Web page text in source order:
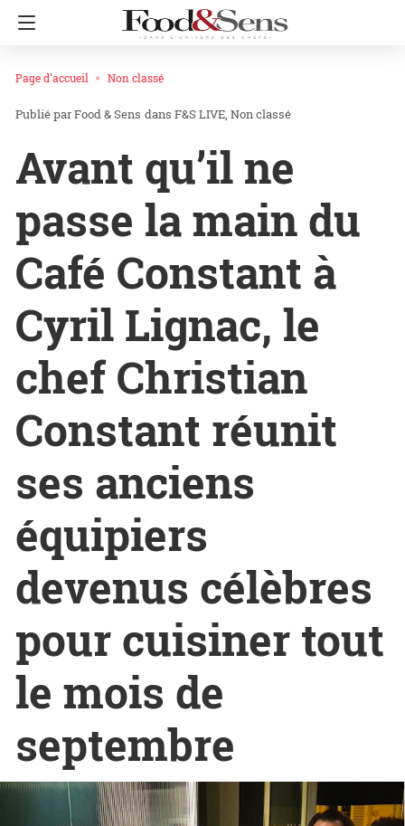
Page d'accueil Non classé
Food & Sens dans F&S LIVE Non classé
Avant qu’il ne
passe la main du
Café Constant à
Cyril Lignac, le
chef Christian
Constant réunit
ses anciens
équipiers
devenus célèbres
pour cuisiner tout
le mois de
septembre